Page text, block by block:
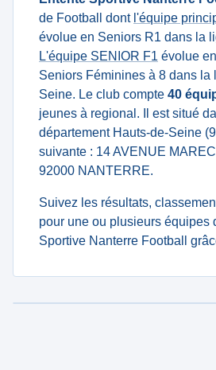
de Football dont l'équipe
évolue en Seniors R1 dans la
L'équipe SENIOR F1 évolue
Seniors Féminines à 8 dans la
Seine. Le club compte 40
jeunes à regional. Il est situé
département Hauts-de-Seine
suivante : 14 AVENUE
92000 NANTERRE.
Suivez les résultats,
pour une ou plusieurs équipes
Sportive Nanterre Football